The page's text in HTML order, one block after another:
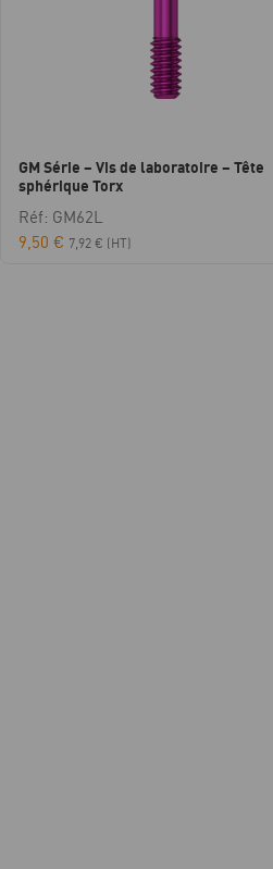
GM Série – Vis de laboratoire – Tête
sphérique Torx
Réf: GM62L
9,50 € 7,92 € (HT)